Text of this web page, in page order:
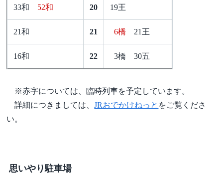
33和 52和 20 19王
21和 21 6橋 21王
16和 22 3橋 30五
※赤字については、臨時列車を予定しています。
詳細につきましては、JRおでかけねっと をご覧くださ
い。
思いやり駐車場